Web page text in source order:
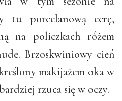
tu porcelanową cerę,
na policzkach różem
Brzoskwiniowy cień
makijażem oka w
rzuca się w oczy.